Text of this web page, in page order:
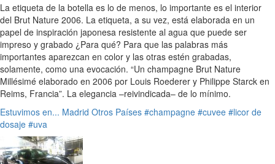
La etiqueta de la botella es lo de menos, lo importante es el interior
del Brut Nature 2006. La etiqueta, a su vez, está elaborada en un
papel de inspiración japonesa resistente al agua que puede ser
impreso y grabado ¿Para qué? Para que las palabras más
importantes aparezcan en color y las otras estén grabadas,
solamente, como una evocación. “Un champagne Brut Nature
Millésimé elaborado en 2006 por Louis Roederer y Philippe Starck en
Reims, Francia”. La elegancia –reivindicada– de lo mínimo.
Estuvimos en... Madrid Otros Países #champagne #cuvee #licor de
dosaje #uva